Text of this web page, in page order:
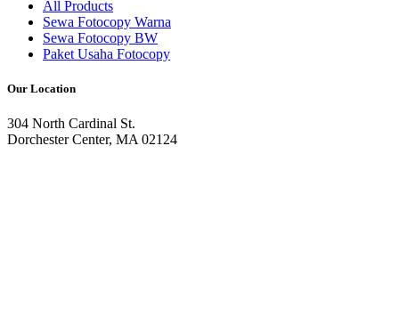
All Products
Sewa Fotocopy Warna
Sewa Fotocopy BW
Paket Usaha Fotocopy
Our Location
304 North Cardinal St.
Dorchester Center, MA 02124